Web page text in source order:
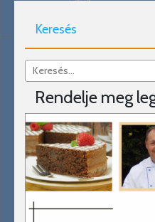
Keresés
Rendelje meg